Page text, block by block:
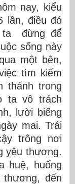
nay, kiểu
lần, điều đó
ta đừng để
sống này
một bên,
tìm kiếm
thánh trong
ta vô trách
lười biếng
mai. Trái
trông nơi
yêu thương.
huệ, huống
đến